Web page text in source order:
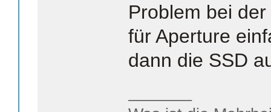
Problem bei
für Aperture
dann die SSD